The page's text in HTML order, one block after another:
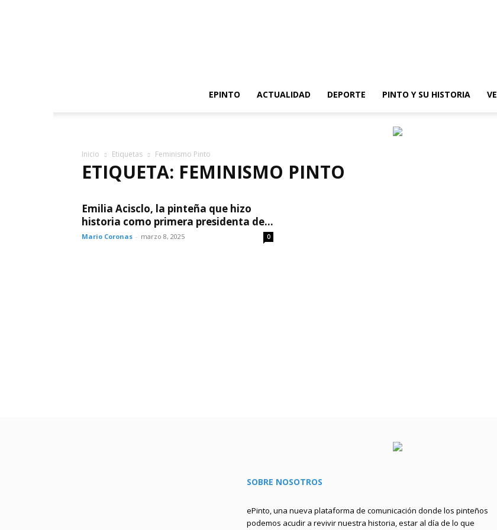
EPINTO
ACTUALIDAD DEPORTE PINTO Y SU HISTORIA
Inicio Etiquetas Feminismo Pinto
ETIQUETA: FEMINISMO PINTO
Emilia Acisclo, la pinteña que hizo
historia como primera presidenta de...
Mario Coronas - marzo 8, 2025 0
SOBRE NOSOTROS
ePinto, una nueva plataforma de comunicación donde los pinteños
podemos acudir a revivir nuestra historia, estar al día de lo que